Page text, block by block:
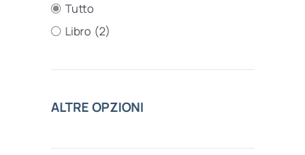
Tutto
Libro (2)
ALTRE OPZIONI